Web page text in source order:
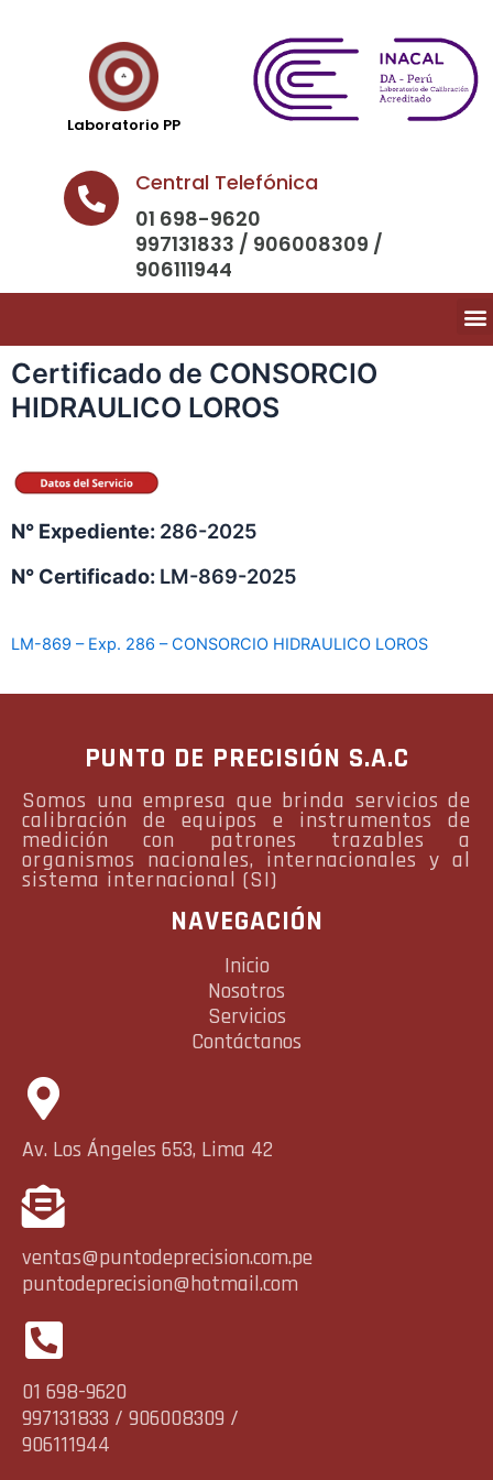
Laboratorio PP
Central Telefónica
01 698-9620
997131833 / 906008309 /
906111944
Certificado de CONSORCIO
HIDRAULICO LOROS
N° Expediente: 286-2025
N° Certificado: LM-869-2025
LM-869 – Exp. 286 – CONSORCIO HIDRAULICO LOROS
PUNTO DE PRECISIÓN S.A.C
Somos una empresa que brinda servicios de
calibración de equipos e instrumentos de
medición con patrones trazables a
organismos nacionales, internacionales y al
sistema internacional (SI)
NAVEGACIÓN
Inicio
Nosotros
Servicios
Contáctanos
Av. Los Ángeles 653, Lima 42
ventas@puntodeprecision.com.pe
puntodeprecision@hotmail.com
01 698-9620
997131833 / 906008309 /
906111944